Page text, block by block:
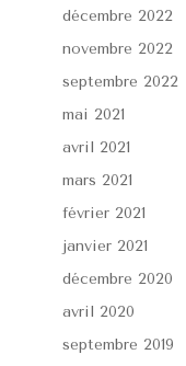
décembre 2022
novembre 2022
septembre 2022
mai 2021
avril 2021
mars 2021
février 2021
janvier 2021
décembre 2020
avril 2020
septembre 2019